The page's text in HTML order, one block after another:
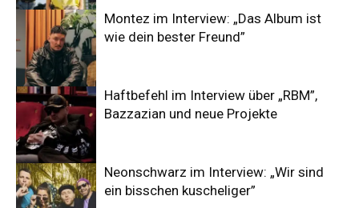
Montez im Interview: „Das Album ist
wie dein bester Freund”
Haftbefehl im Interview über „RBM”,
Bazzazian und neue Projekte
Neonschwarz im Interview: „Wir sind
ein bisschen kuscheliger”